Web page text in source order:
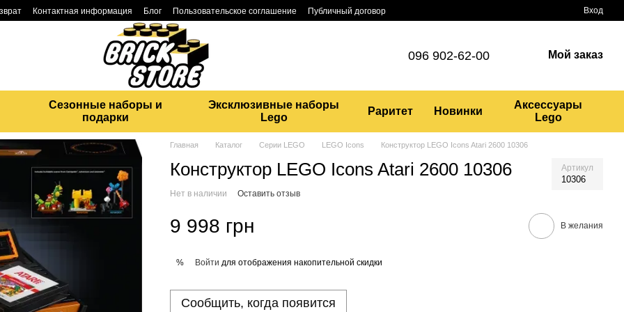
Контактная информация Блог Пользовательское соглашение
Публичный договор
Вход
096 902-62-00 Мой заказ
Сезонные наборы и
подарки
Эксклюзивные наборы
Lego
Раритет Новинки
Аксессуары
Lego
Главная Каталог Серии LEGO LEGO Icons Конструктор LEGO Icons Atari 2600 10306
Конструктор LEGO Icons Atari 2600 10306 Артикул
10306
Нет в наличии Оставить отзыв
9 998 грн В желания
% Войти для отображения накопительной скидки
Сообщить, когда появится